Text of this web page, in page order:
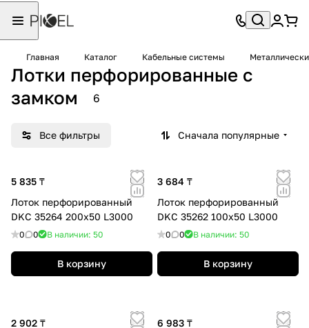
Главная Каталог Кабельные системы
Лотки перфорированные с
замком
6
Все фильтры Сначала популярные
5 835 ₸
Лоток перфорированный
DKC 35264 200х50 L3000
0 0 В наличии: 50
В корзину
3 684 ₸
Лоток перфорированный
DKC 35262 100х50 L3000
0 0 В наличии: 50
В корзину
2 902 ₸
6 983 ₸